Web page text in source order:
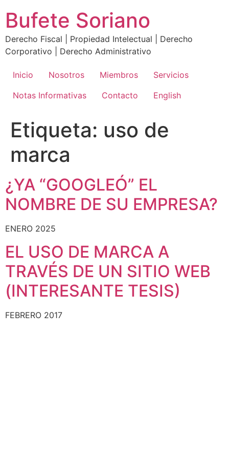
contenido
Bufete Soriano
Derecho Fiscal | Propiedad Intelectual | Derecho
Corporativo | Derecho Administrativo
Inicio Nosotros Miembros
Servicios
Notas Informativas
Contacto English
Etiqueta: uso de
marca
¿YA “GOOGLEÓ” EL
NOMBRE DE SU EMPRESA?
ENERO 2025
EL USO DE MARCA A
TRAVÉS DE UN SITIO WEB
(INTERESANTE TESIS)
FEBRERO 2017